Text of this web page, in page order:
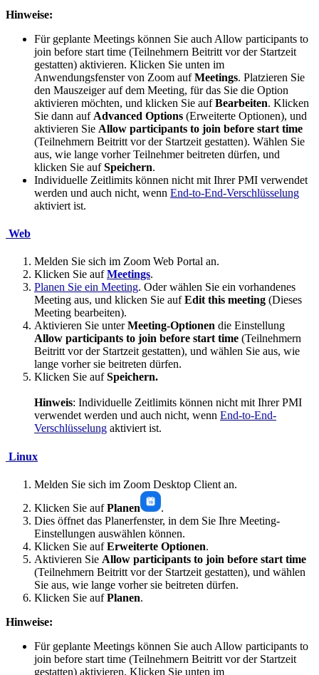
Hinweise:
Für geplante Meetings können Sie auch Allow participants to
join before start time (Teilnehmern Beitritt vor der Startzeit
gestatten) aktivieren. Klicken Sie unten im
Anwendungsfenster von Zoom aufMeetings. Platzieren Sie
den Mauszeiger auf dem Meeting, für das Sie die Option
aktivieren möchten, und klicken Sie aufBearbeiten. Klicken
Sie dann auf Advanced Options (Erweiterte Optionen), und
aktivieren Sie Allow participants to join before start time
(Teilnehmern Beitritt vor der Startzeit gestatten). Wählen Sie
aus, wie lange vorher Teilnehmer beitreten dürfen, und
klicken Sie aufSpeichern.
Individuelle Zeitlimits können nicht mit Ihrer PMI verwendet
werden und auch nicht, wenn End-to-End-Verschlüsselung
aktiviert ist.
Web
Melden Sie sich im Zoom Web Portal an.
Klicken Sie aufMeetings.
Planen Sie ein Meeting. Oder wählen Sie ein vorhandenes
Meeting aus, und klicken Sie aufEdit this meeting (Dieses
Meeting bearbeiten).
Aktivieren Sie unterMeeting-Optionen die Einstellung
Allow participants to join before start time (Teilnehmern
Beitritt vor der Startzeit gestatten), und wählen Sie aus, wie
lange vorher sie beitreten dürfen.
Klicken Sie aufSpeichern.
Hinweis: Individuelle Zeitlimits können nicht mit Ihrer PMI
verwendet werden und auch nicht, wenn End-to-End-
Verschlüsselung aktiviert ist.
Linux
Melden Sie sich im Zoom Desktop Client an.
Klicken Sie aufPlanen
.
Dies öffnet das Planerfenster, in dem Sie Ihre Meeting-
Einstellungen auswählen können.
Klicken Sie aufErweiterte Optionen.
Aktivieren Sie Allow participants to join before start time
(Teilnehmern Beitritt vor der Startzeit gestatten), und wählen
Sie aus, wie lange vorher sie beitreten dürfen.
Klicken Sie aufPlanen.
Hinweise:
Für geplante Meetings können Sie auch Allow participants to
join before start time (Teilnehmern Beitritt vor der Startzeit
gestatten) aktivieren. Klicken Sie unten im